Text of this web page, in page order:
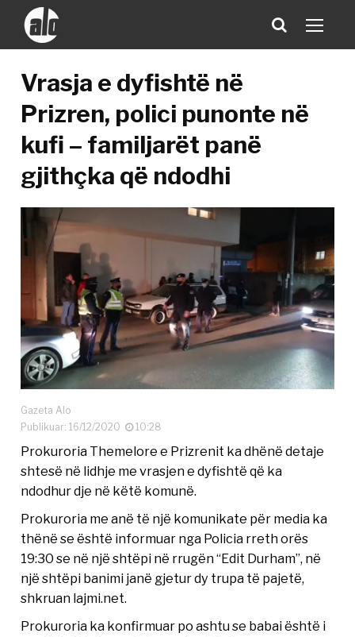
Vrasja e dyfishtë në
Prizren, polici punonte në
kufi – familjarët panë
gjithçka që ndodhi
Gazeta Alo
Publikuar: 16/12/2020
10:28
Prokuroria Themelore e Prizrenit ka dhënë detaje
shtesë në lidhje me vrasjen e dyfishtë që ka
ndodhur dje në këtë komunë.
Prokuroria me anë të një komunikate për media ka
thënë se është informuar nga Policia rreth orës
19:30 se në një shtëpi në rrugën “Edit Durham”, në
një shtëpi banimi janë gjetur dy trupa të pajetë,
shkruan lajmi.net.
Prokuroria ka konfirmuar po ashtu se babai është i